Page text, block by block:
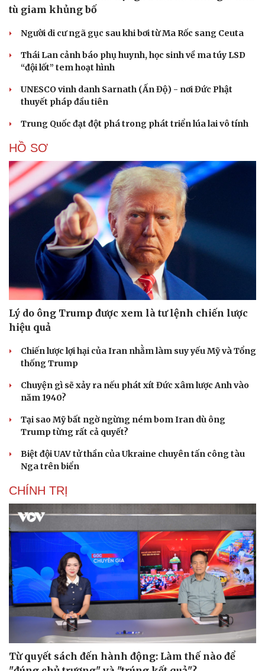
tù giam khủng bố
Người di cư ngã gục sau khi bơi từ Ma Rốc sang Ceuta
Thái Lan cảnh báo phụ huynh, học sinh về ma túy LSD
“đội lốt” tem hoạt hình
UNESCO vinh danh Sarnath (Ấn Độ) - nơi Đức Phật
thuyết pháp đầu tiên
Trung Quốc đạt đột phá trong phát triển lúa lai vô tính
HỒ SƠ
Lý do ông Trump được xem là tư lệnh chiến lược
hiệu quả
Chiến lược lợi hại của Iran nhằm làm suy yếu Mỹ và Tổng
thống Trump
Chuyện gì sẽ xảy ra nếu phát xít Đức xâm lược Anh vào
năm 1940?
Tại sao Mỹ bất ngờ ngừng ném bom Iran dù ông
Trump từng rất cả quyết?
Biệt đội UAV tử thần của Ukraine chuyên tấn công tàu
Nga trên biển
CHÍNH TRỊ
Từ quyết sách đến hành động: Làm thế nào để